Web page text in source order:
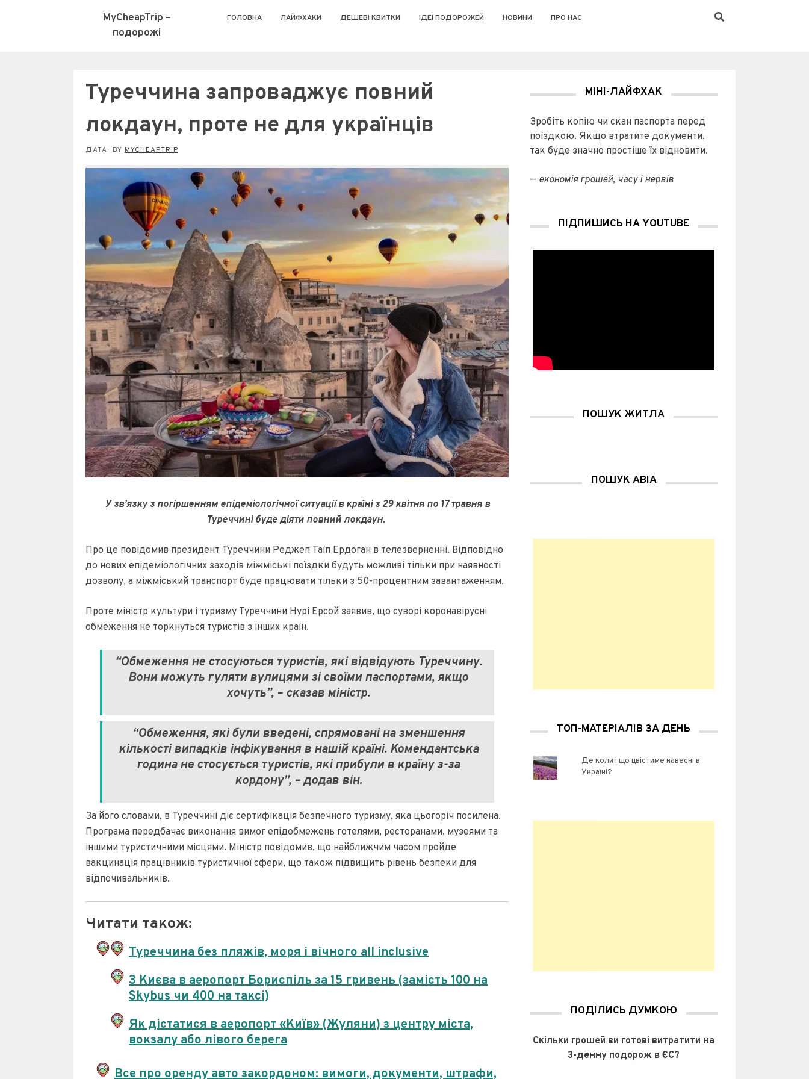
MyCheapTrip –
подорожі
ГОЛОВНА ЛАЙФХАКИ ДЕШЕВІ КВИТКИ ІДЕЇ ПОДОРОЖЕЙ НОВИНИ ПРО НАС
Туреччина запроваджує повний
локдаун, проте не для українців
ДАТА: BY MYCHEAPTRIP
У зв’язку з погіршенням епідеміологічної ситуації в країні з 29 квітня по 17 травня в
Туреччині буде діяти повний локдаун.
Про це повідомив президент Туреччини Реджеп Таїп Ердоган в телезверненні. Відповідно
до нових епідеміологічних заходів міжміські поїздки будуть можливі тільки при наявності
дозволу, а міжміський транспорт буде працювати тільки з 50-процентним завантаженням.
Проте міністр культури і туризму Туреччини Нурі Ерсой заявив, що суворі коронавірусні
обмеження не торкнуться туристів з інших країн.
“Обмеження не стосуються туристів, які відвідують Туреччину.
Вони можуть гуляти вулицями зі своїми паспортами, якщо
хочуть”, – сказав міністр.
“Обмеження, які були введені, спрямовані на зменшення
кількості випадків інфікування в нашій країні. Комендантська
година не стосується туристів, які прибули в країну з-за
кордону”, – додав він.
За його словами, в Туреччині діє сертифікація безпечного туризму, яка цьогоріч посилена.
Програма передбачає виконання вимог епідобмежень готелями, ресторанами, музеями та
іншими туристичними місцями. Міністр повідомив, що найближчим часом пройде
вакцинація працівників туристичної сфери, що також підвищить рівень безпеки для
відпочивальників.
Читати також:
Туреччина без пляжів, моря і вічного all inclusive
З Києва в аеропорт Бориспіль за 15 гривень (замість 100 на
Skybus чи 400 на таксі)
Як дістатися в аеропорт «Київ» (Жуляни) з центру міста,
вокзалу або лівого берега
Все про оренду авто закордоном: вимоги, документи, штрафи,
МІНІ-ЛАЙФХАК
Зробіть копію чи скан паспорта перед
поїздкою. Якщо втратите документи,
так буде значно простіше їх відновити.
— економія грошей, часу і нервів
ПІДПИШИСЬ НА YOUTUBE
ПОШУК ЖИТЛА
ПОШУК АВІА
ТОП-МАТЕРІАЛІВ ЗА ДЕНЬ
Де коли і що цвістиме навесні в
Україні?
ПОДІЛИСЬ ДУМКОЮ
Скільки грошей ви готові витратити на
3-денну подорож в ЄС?